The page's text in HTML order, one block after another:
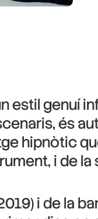
estil genuí
és
hipnòtic
i de la
i de la